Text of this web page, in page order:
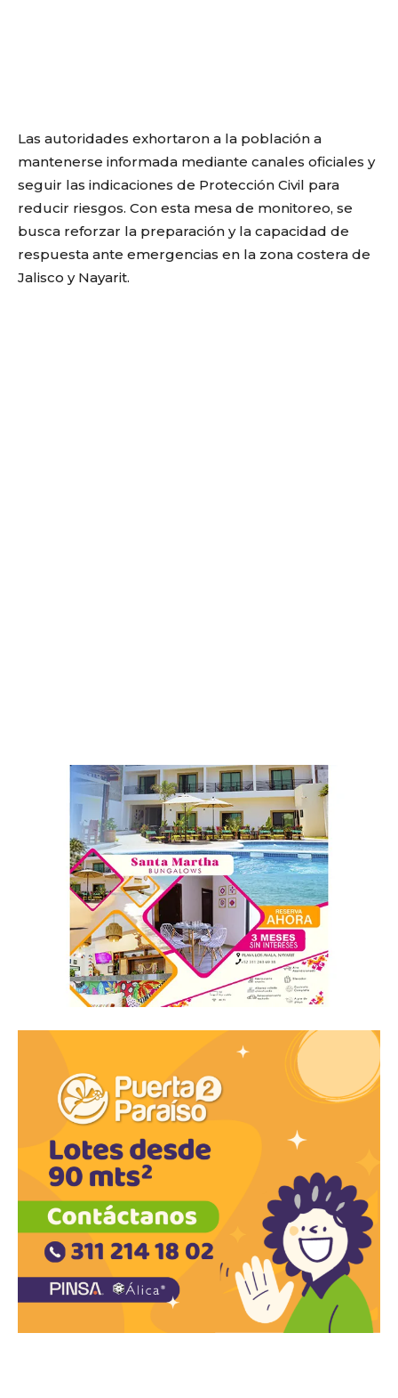
Las autoridades exhortaron a la población a
mantenerse informada mediante canales oficiales y
seguir las indicaciones de Protección Civil para
reducir riesgos. Con esta mesa de monitoreo, se
busca reforzar la preparación y la capacidad de
respuesta ante emergencias en la zona costera de
Jalisco y Nayarit.